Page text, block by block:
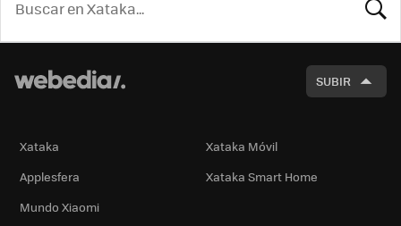
SUBIR
Xataka
Xataka Móvil
Applesfera
Xataka Smart Home
Mundo Xiaomi